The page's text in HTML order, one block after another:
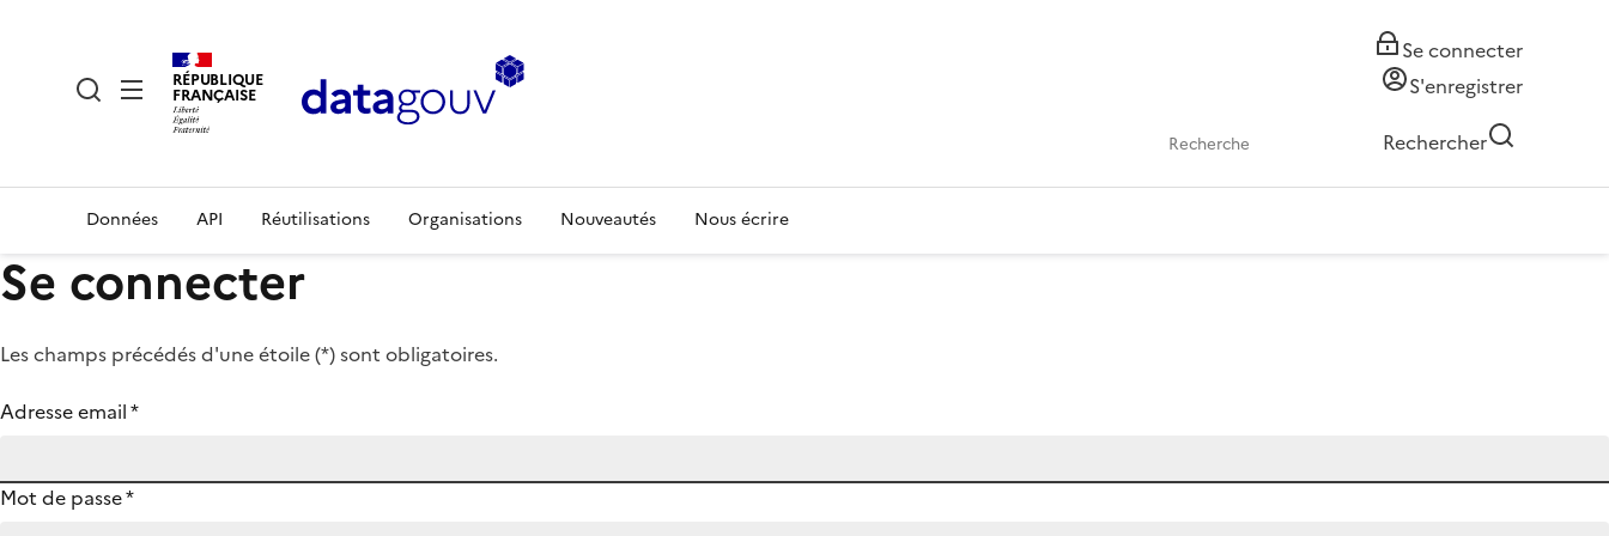
RÉPUBLIQUE
FRANÇAISE
Se connecter
S'enregistrer
Rechercher
Données API Réutilisations Organisations Nouveautés Nous écrire
Se connecter
Les champs précédés d'une étoile (*) sont obligatoires.
Adresse email*
Mot de passe*